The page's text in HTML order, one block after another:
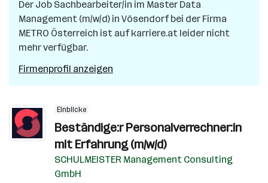
Der Job Sachbearbeiter/in im Master Data
Management (m/w/d) in Vösendorfbei der Firma
METRO Österreich ist auf karriere.at leider nicht
mehr verfügbar.
Firmenprofil anzeigen
Einblicke
Beständige:r Personalverrechner:in
mit Erfahrung (m/w/d)
SCHULMEISTER Management Consulting
GmbH